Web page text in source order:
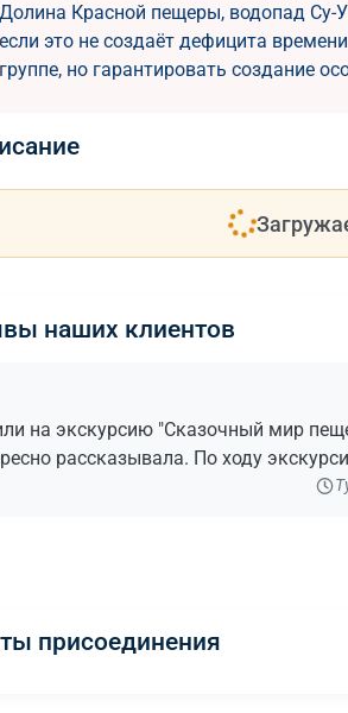
Долина Красной пещеры, водопад Су-
если это не создаёт дефицита
группе, но гарантировать создание
наших клиентов
на экскурсию "Сказочный мир
рассказывала. По ходу
присоединения